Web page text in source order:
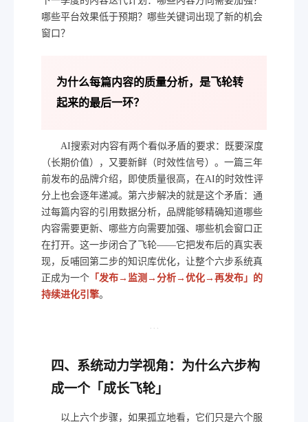
哪些平台效果低于预期？哪些关键词出现了新的机会
窗口？
为什么每篇内容的质量分析，是飞轮转
起来的最后一环？
AI搜索对内容有两个看似矛盾的要求：既要深度
（长期价值），又要新鲜（时效性信号）。一篇三年
前发布的品牌介绍，即使质量很高，在AI的时效性评
分上也会逐年递减。第六步解决的就是这个矛盾：通
过每篇内容的引用数据分析，品牌能够精确知道哪些
内容需要更新、哪些方向需要加强、哪些机会窗口正
在打开。这一步闭合了飞轮——它把发布后的真实表
现，反哺回第二步的知识库优化，让整个六步系统真
正成为一个 「发布→监测→分析→优化→再发布」的
持续进化引擎。
···
四、系统动力学视角：为什么六步构
成一个「成长飞轮」
以上六个步骤，如果孤立地看，它们只是六个服